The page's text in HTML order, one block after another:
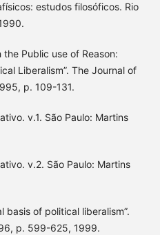
estudos filosóficos. Rio
the Public use of Reason:
Liberalism”. The Journal of
p. 109-131.
v.1. São Paulo: Martins
v.2. São Paulo: Martins
basis of political liberalism”.
p. 599-625, 1999.